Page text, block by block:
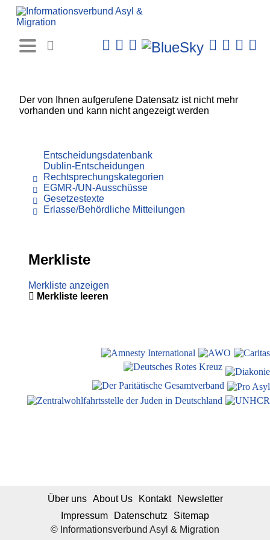
Der von Ihnen aufgerufene Datensatz ist nicht mehr
vorhanden und kann nicht angezeigt werden
Entscheidungsdatenbank
Dublin-Entscheidungen
Rechtsprechungskategorien
EGMR-/UN-Ausschüsse
Gesetzestexte
Erlasse/Behördliche Mitteilungen
Merkliste
Merkliste anzeigen
Merkliste leeren
© Informationsverbund Asyl & Migration
Über uns About Us Kontakt
Newsletter
Impressum
Datenschutz Sitemap